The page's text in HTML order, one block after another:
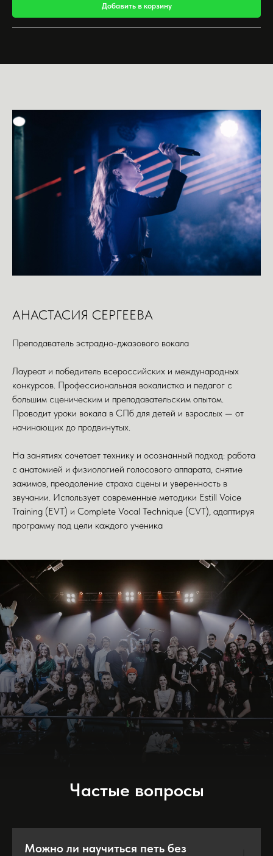
Добавить в корзину
АНАСТАСИЯ СЕРГЕЕВА
Преподаватель эстрадно-джазового вокала
Лауреат и победитель всероссийских и международных
конкурсов. Профессиональная вокалистка и педагог с
большим сценическим и преподавательским опытом.
Проводит уроки вокала в СПб для детей и взрослых — от
начинающих до продвинутых.
На занятиях сочетает технику и осознанный подход: работа
с анатомией и физиологией голосового аппарата, снятие
зажимов, преодоление страха сцены и уверенность в
звучании. Использует современные методики Estill Voice
Training (EVT) и Complete Vocal Technique (CVT), адаптируя
программу под цели каждого ученика
Частые вопросы
Можно ли научиться петь без